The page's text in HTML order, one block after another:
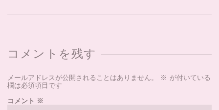
コメントを残す
メールアドレスが公開されることはありません。 ※ が付いている
欄は必須項目です
コメント ※